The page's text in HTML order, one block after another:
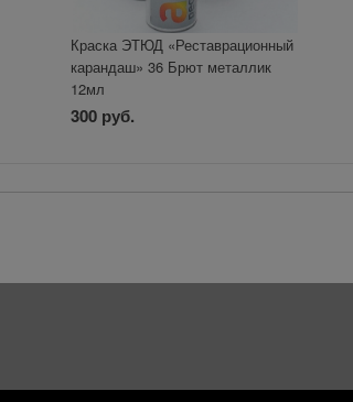
Краска ЭТЮД «Реставрационный
карандаш» 36 Брют металлик
12мл
300 руб.